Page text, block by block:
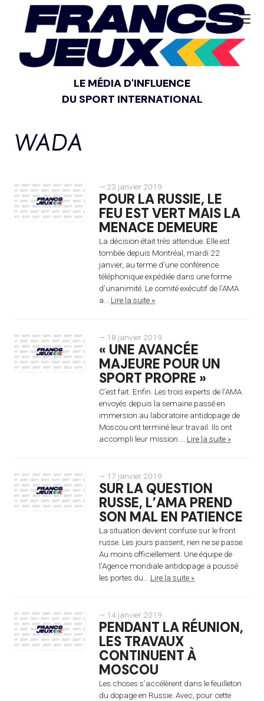
LE MÉDIA D'INFLUENCE
DU SPORT INTERNATIONAL
WADA
— 23 janvier 2019
POUR LA RUSSIE, LE
FEU EST VERT MAIS LA
MENACE DEMEURE
La décision était très attendue. Elle est
tombée depuis Montréal, mardi 22
janvier, au terme d’une conférence
téléphonique expédiée dans une forme
d’unanimité. Le comité exécutif de l’AMA
a... Lire la suite »
— 18 janvier 2019
« UNE AVANCÉE
MAJEURE POUR UN
SPORT PROPRE »
C’est fait. Enfin. Les trois experts de l’AMA
envoyés depuis la semaine passé en
immersion au laboratoire antidopage de
Moscou ont terminé leur travail. Ils ont
accompli leur mission.... Lire la suite »
— 17 janvier 2019
SUR LA QUESTION
RUSSE, L’AMA PREND
SON MAL EN PATIENCE
La situation devient confuse sur le front
russe. Les jours passent, rien ne se passe.
Au moins officiellement. Une équipe de
l’Agence mondiale antidopage a poussé
les portes du... Lire la suite »
— 14 janvier 2019
PENDANT LA RÉUNION,
LES TRAVAUX
CONTINUENT À
MOSCOU
Les choses s’accélèrent dans le feuilleton
du dopage en Russie. Avec, pour cette